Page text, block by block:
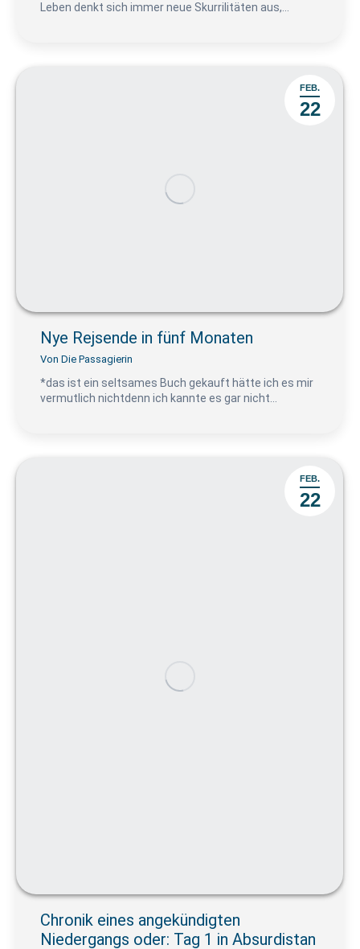
Leben denkt sich immer neue Skurrilitäten aus,…
FEB.
22
Nye Rejsende in fünf Monaten
Von Die Passagierin
*das ist ein seltsames Buch gekauft hätte ich es mir
vermutlich nichtdenn ich kannte es gar nicht…
FEB.
22
Chronik eines angekündigten
Niedergangs oder: Tag 1 in Absurdistan